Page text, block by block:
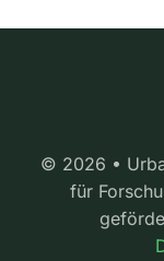
© 2026 •
für